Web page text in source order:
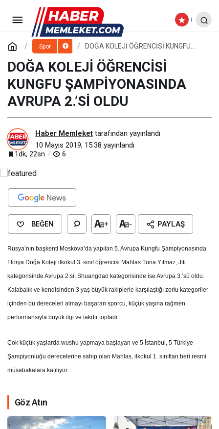
Spor
DOĞA KOLEJİ ÖĞRENCİSİ KUNGFU
DOĞA KOLEJİ ÖĞRENCİSİ
KUNGFU ŞAMPİYONASINDA
AVRUPA 2.’Sİ OLDU
Haber Memleket tarafından yayınlandı
10 Mayıs 2019, 15:38 yayınlandı
1dk, 22sn
6
BEĞEN + - PAYLAŞ
Rusya’nın başkenti Moskova’da yapılan5. Avrupa Kungfu Şampiyonasında
Florya Doğa Koleji ilkokul 3. sınıf öğrencisi Mahlas Tuna Yılmaz, Jiti
kategorisinde Avrupa 2.si; Shuangdao kategorisinde ise Avrupa 3.’sü oldu.
Kalabalık ve kendisinden 3 yaş büyük rakiplerle karşılaştığı zorlu kategoriler
içinden bu dereceleri almayı başaran sporcu, küçük yaşına rağmen
performansıyla büyük ilgi ve takdir topladı.
Çok küçük yaşlarda wushu yapmaya başlayan ve5 İstanbul, 5 Türkiye
Şampiyonluğu derecelerinesahip olan Mahlas, ilkokul 1. sınıftan beri resmi
müsabakalara katılıyor.
Göz Atın
KAYSERİ MUAYTHAİ TAKIMI
SAMSUN'DAN BAŞARILARLA DÖNDÜ
Yorum Yap